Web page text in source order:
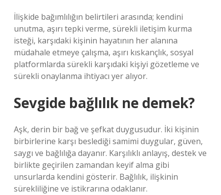
İlişkide bağımlılığın belirtileri arasında; kendini
unutma, aşırı tepki verme, sürekli iletişim kurma
isteği, karşıdaki kişinin hayatının her alanına
müdahale etmeye çalışma, aşırı kıskançlık, sosyal
platformlarda sürekli karşıdaki kişiyi gözetleme ve
sürekli onaylanma ihtiyacı yer alıyor.
Sevgide bağlılık ne demek?
Aşk, derin bir bağ ve şefkat duygusudur. İki kişinin
birbirlerine karşı beslediği samimi duygular, güven,
saygı ve bağlılığa dayanır. Karşılıklı anlayış, destek ve
birlikte geçirilen zamandan keyif alma gibi
unsurlarda kendini gösterir. Bağlılık, ilişkinin
sürekliliğine ve istikrarına odaklanır.